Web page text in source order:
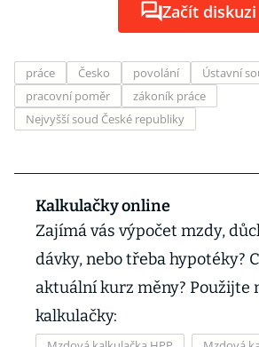
Začít diskuzi
práce Česko povolání
Ústavní
pracovní poměr
zákoník práce
Nejvyšší soud České republiky
Kalkulačky online
Zajímá vás výpočet mzdy,
dávky, nebo třeba hypotéky?
aktuální kurz měny? Použijte
kalkulačky: